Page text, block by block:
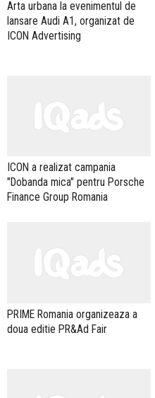
Arta urbana la evenimentul de
lansare Audi A1, organizat de
ICON Advertising
ICON a realizat campania
"Dobanda mica" pentru Porsche
Finance Group Romania
PRIME Romania organizeaza a
doua editie PR&Ad Fair